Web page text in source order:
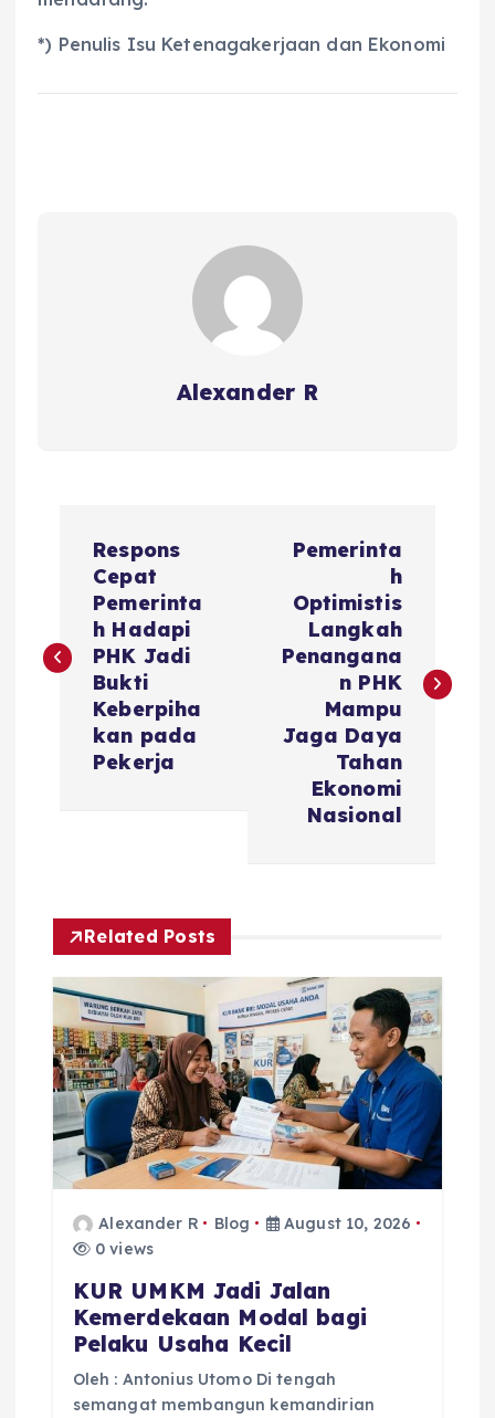
*) Penulis Isu Ketenagakerjaan dan Ekonomi
Alexander R
s
g
a
t
o
Respons
Cepat
Pemerinta
h Hadapi
PHK Jadi
Bukti
Keberpiha
kan pada
Pekerja
Pemerinta
h
Optimistis
Langkah
Penangana
n PHK
Mampu
Jaga Daya
Tahan
Ekonomi
Nasional
Related Posts
Alexander R Blog
August 10, 2026
0 views
KUR UMKM Jadi Jalan
Kemerdekaan Modal bagi
Pelaku Usaha Kecil
Oleh : Antonius Utomo Di tengah
semangat membangun kemandirian